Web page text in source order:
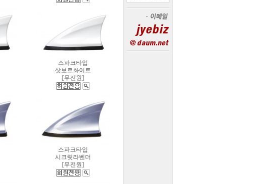
스파크타입
삿보르화이트
[무전원]
스파크타입
시크릿라벤더
[무전원]